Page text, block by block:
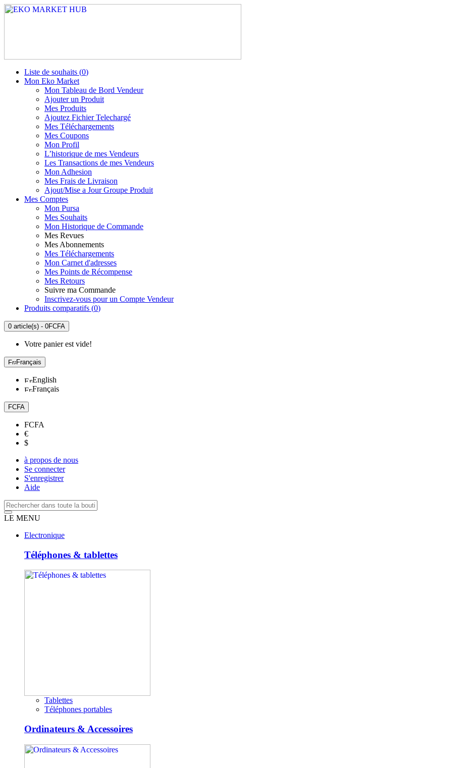
Liste de souhaits (0)
Mon Eko Market
Mon Tableau de Bord Vendeur
Ajouter un Produit
Mes Produits
Ajoutez Fichier Telechargé
Mes Téléchargements
Mes Coupons
Mon Profil
L’historique de mes Vendeurs
Les Transactions de mes Vendeurs
Mon Adhesion
Mes Frais de Livraison
Ajout/Mise a Jour Groupe Produit
Mes Comptes
Mon Pursa
Mes Souhaits
Mon Historique de Commande
Mes Revues
Mes Abonnements
Mes Téléchargements
Mon Carnet d'adresses
Mes Points de Récompense
Mes Retours
Suivre ma Commande
Inscrivez-vous pour un Compte Vendeur
Produits comparatifs (0)
0 article(s) - 0FCFA
Votre panier est vide!
Français
English
Français
FCFA
FCFA
€
$
à propos de nous
Se connecter
S'enregistrer
Aide
LE MENU
Electronique
Téléphones & tablettes
Tablettes
Téléphones portables
Ordinateurs & Accessoires